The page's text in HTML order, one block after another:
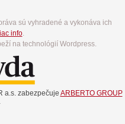
sú vyhradené a vykonáva ich
info.
na technológií Wordpress.
a.s. zabezpečuje ARBERTO GROUP
.